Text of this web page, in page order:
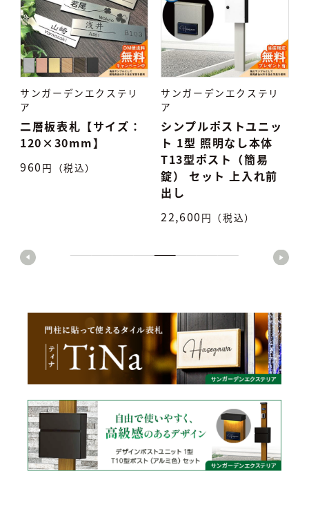
サンガーデンエクステリ
ア
二層板表札【サイズ：
120×30mm】
960 円（税込）
サンガーデンエクステリ
ア
シンプルポストユニッ
ト 1型 照明なし本体
T13型ポスト（簡易
錠） セット 上入れ前
出し
22,600 円（税込）